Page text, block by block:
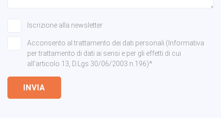
Iscrizione alla newsletter
Acconsento al trattamento dei dati personali (Informativa
per trattamento di dati ai sensi e per gli effetti di cui
all'articolo 13, D.Lgs 30/06/2003 n.196)*
INVIA